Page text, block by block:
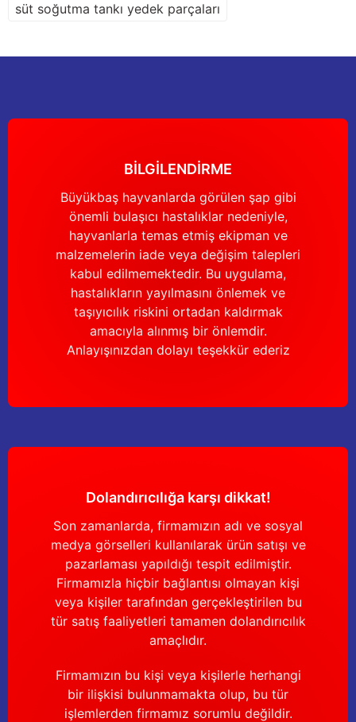
süt soğutma tankı yedek parçaları
BİLGİLENDİRME
Büyükbaş hayvanlarda görülen şap gibi
önemli bulaşıcı hastalıklar nedeniyle,
hayvanlarla temas etmiş ekipman ve
malzemelerin iade veya değişim talepleri
kabul edilmemektedir. Bu uygulama,
hastalıkların yayılmasını önlemek ve
taşıyıcılık riskini ortadan kaldırmak
amacıyla alınmış bir önlemdir.
Anlayışınızdan dolayı teşekkür ederiz
Dolandırıcılığa karşı dikkat!
Son zamanlarda, firmamızın adı ve sosyal
medya görselleri kullanılarak ürün satışı ve
pazarlaması yapıldığı tespit edilmiştir.
Firmamızla hiçbir bağlantısı olmayan kişi
veya kişiler tarafından gerçekleştirilen bu
tür satış faaliyetleri tamamen dolandırıcılık
amaçlıdır.
Firmamızın bu kişi veya kişilerle herhangi
bir ilişkisi bulunmamakta olup, bu tür
işlemlerden firmamız sorumlu değildir.